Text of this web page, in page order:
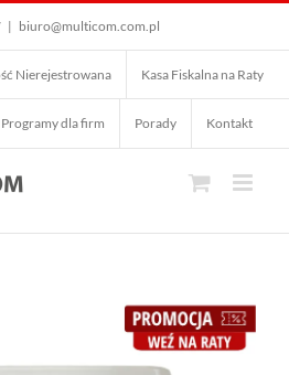
| biuro@multicom.com.pl
Nierejestrowana Kasa Fiskalna na Raty
Programy dla firm Porady Kontakt